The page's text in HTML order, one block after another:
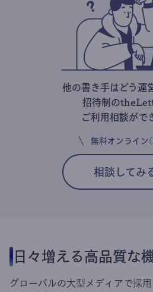
他の書き手はどう運
招待制の
ご利用相談がで
無料オンライン
相談してみ
日々増える高品質な
グローバルの大型メディアで採